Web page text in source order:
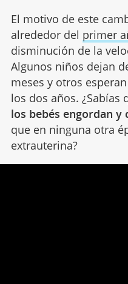
El motivo de este
alrededor del primer
disminución de la
Algunos niños dejan
meses y otros
los dos años.
los bebés engordan y
que en ninguna otra
extrauterina?